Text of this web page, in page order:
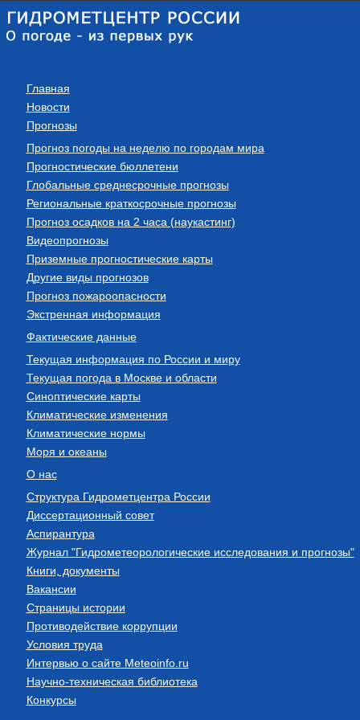
Главная
Новости
Прогнозы
Прогноз погоды на неделю по городам мира
Прогностические бюллетени
Глобальные среднесрочные прогнозы
Региональные краткосрочные прогнозы
Прогноз осадков на 2 часа (наукастинг)
Видеопрогнозы
Приземные прогностические карты
Другие виды прогнозов
Прогноз пожароопасности
Экстренная информация
Фактические данные
Текущая информация по России и миру
Текущая погода в Москве и области
Синоптические карты
Климатические изменения
Климатические нормы
Моря и океаны
О нас
Структура Гидрометцентра России
Диссертационный совет
Аспирантура
Журнал "Гидрометеорологические исследования и прогнозы"
Книги, документы
Вакансии
Страницы истории
Противодействие коррупции
Условия труда
Интервью о сайте Meteoinfo.ru
Научно-техническая библиотека
Конкурсы